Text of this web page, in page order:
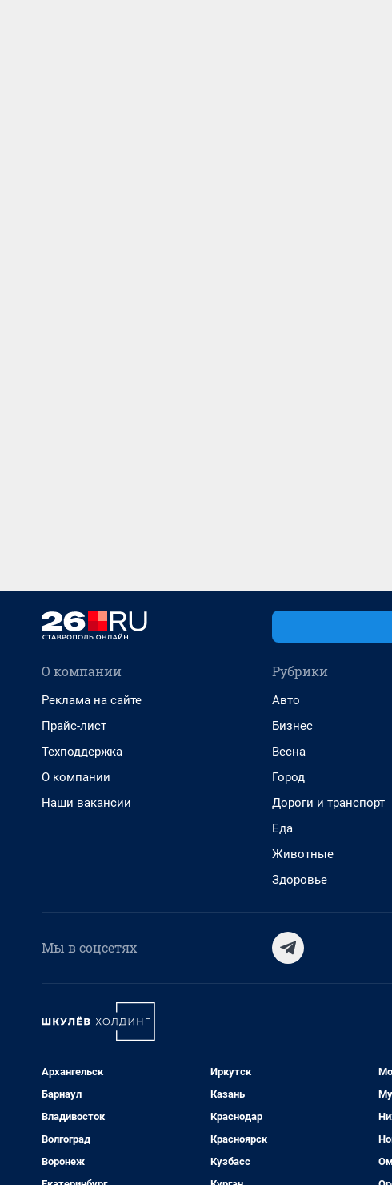
О компании
Реклама на сайте
Прайс-лист
Техподдержка
О компании
Наши вакансии
Рубрики
Авто
Бизнес
Весна
Город
Дороги и транспорт
Еда
Животные
Здоровье
Мы в соцсетях
Архангельск
Барнаул
Владивосток
Волгоград
Воронеж
Иркутск
Казань
Краснодар
Красноярск
Кузбасс